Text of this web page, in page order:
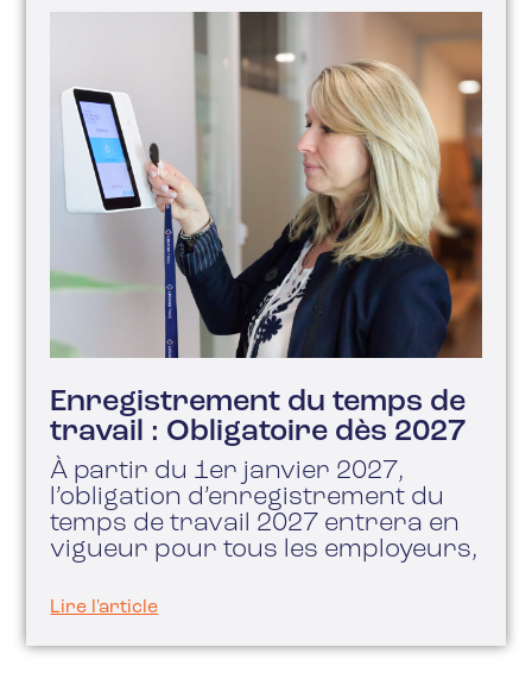
Enregistrement du temps de
travail : Obligatoire dès 2027
À partir du 1er janvier 2027,
l’obligation d’enregistrement du
temps de travail 2027 entrera en
vigueur pour tous les employeurs,
Lire l'article